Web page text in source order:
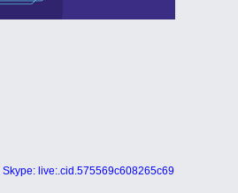
Skype: live:.cid.575569c608265c69